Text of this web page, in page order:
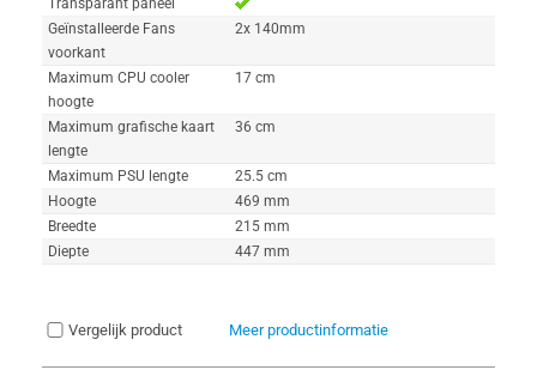
Geïnstalleerde Fans
voorkant
2x 140mm
Maximum CPU cooler
hoogte
17 cm
Maximum grafische kaart
lengte
36 cm
Maximum PSU lengte
25.5 cm
Hoogte
469 mm
Breedte
215 mm
Diepte
447 mm
Vergelijk product Meer productinformatie